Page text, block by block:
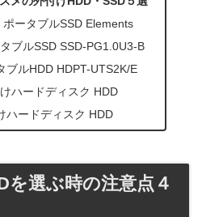
ータブルSSD Elements
ブルSSD SSD-PG1.0U3-B
ブルHDD HDPT-UTS2K/E
ハードディスク HDD
ハードディスク HDD
を選ぶ時の注意点４